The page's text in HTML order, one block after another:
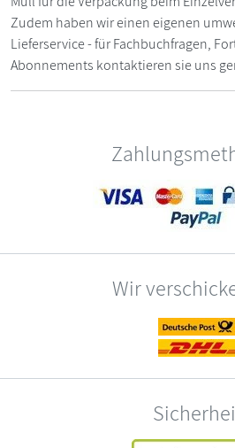
Zudem haben wir einen eigenen
Lieferservice - für Fachbuchfragen,
Abonnements kontaktieren sie uns
Wir